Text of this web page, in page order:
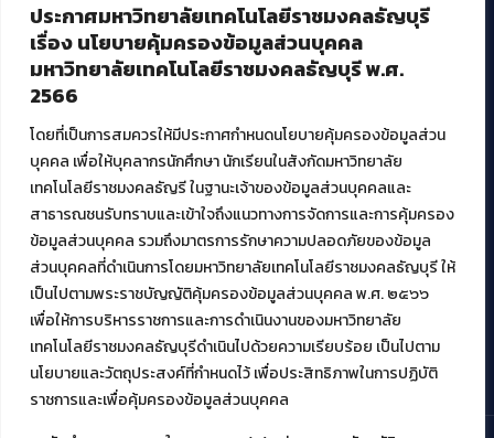
ประกาศมหาวิทยาลัยเทคโนโลยีราชมงคลธัญบุรี
เรื่อง นโยบายคุ้มครองข้อมูลส่วนบุคคล
มหาวิทยาลัยเทคโนโลยีราชมงคลธัญบุรี พ.ศ.
2566
โดยที่เป็นการสมควรให้มีประกาศกำหนดนโยบายคุ้มครองข้อมูลส่วน
บุคคล เพื่อให้บุคลากรนักศึกษา นักเรียนในสังกัดมหาวิทยาลัย
เทคโนโลยีราชมงคลธัญรี ในฐานะเจ้าของข้อมูลส่วนบุคคลและ
สาธารณชนรับทราบและเข้าใจถึงแนวทางการจัดการและการคุ้มครอง
ข้อมูลส่วนบุคคล รวมถึงมาตรการรักษาความปลอดภัยของข้อมูล
ส่วนบุคคลที่ดำเนินการโดยมหาวิทยาลัยเทคโนโลยีราชมงคลธัญบุรี ให้
เป็นไปตามพระราชบัญญัติคุ้มครองข้อมูลส่วนบุคคล พ.ศ. ๒๕๖๖
เพื่อให้การบริหารราชการและการดำเนินงานของมหาวิทยาลัย
เทคโนโลยีราชมงคลธัญบุรีดำเนินไปด้วยความเรียบร้อย เป็นไปตาม
นโยบายและวัตถุประสงค์ที่กำหนดไว้ เพื่อประสิทธิภาพในการปฏิบัติ
ราชการและเพื่อคุ้มครองข้อมูลส่วนบุคคล
ศูนย์สื่อดิจิทัล
ศูนย์นวัตกรรมและความรู้
ศูนย์พัฒนาและบริการนวัตกรรมดิจิทัล
สมัยใหม่ (MoSeC)
งานบริการวิชาการให้กับหน่วยงานภายนอก
โครงการส่งเสริมและพัฒนาผู้ประกอบการ SME โดย. มทร.ธัญบุรี
กิจกรรมการเชื่อมโยงเครือข่ายผู้ให้บริการเครื่องจักรกลทางการ
เกษตร ภายใต้โครงการส่งเสริมการรแปรรูปสินค้าเกษตรระดับชุมชน
กรมส่งเสริมอุตสาหกรรม
โครงการยกระดับเศรษฐกิจและสังคมรายตำบลแบบบูรณาการ (1
ตำบล 1 มหาวิทยาลัย)